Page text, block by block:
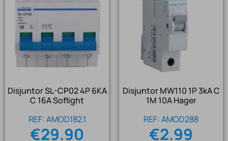
Disjuntor SL-CP02 4P 6KA
C 16A Soflight
REF: AMOD182.1
€29.90
Disjuntor MW110 1P 3kA C
1M 10A Hager
REF: AMOD288
€2.99